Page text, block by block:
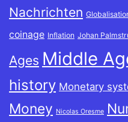
Nachrichten
coinage Inflation Johan
Ages Middle
history Monetary
Money Nicolas Oresme